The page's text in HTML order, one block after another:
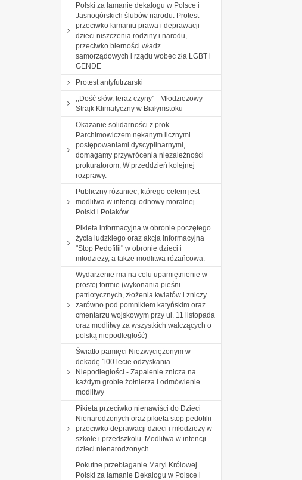
Polski za łamanie dekalogu w Polsce i
Jasnogórskich ślubów narodu. Protest
przeciwko łamaniu prawa i deprawacji
dzieci niszczenia rodziny i narodu,
przeciwko bierności władz
samorządowych i rządu wobec zła LGBT i
GENDE
Protest antyfutrzarski
,,Dość słów, teraz czyny'' - Młodzieżowy
Strajk Klimatyczny w Białymstoku
Okazanie solidarności z prok.
Parchimowiczem nękanym licznymi
postępowaniami dyscyplinarnymi,
domagamy przywrócenia niezależności
prokuratorom, W przeddzień kolejnej
rozprawy.
Publiczny różaniec, którego celem jest
modlitwa w intencji odnowy moralnej
Polski i Polaków
Pikieta informacyjna w obronie poczętego
życia ludzkiego oraz akcja informacyjna
"Stop Pedofilii" w obronie dzieci i
młodzieży, a także modlitwa różańcowa.
Wydarzenie ma na celu upamiętnienie w
prostej formie (wykonania pieśni
patriotycznych, złożenia kwiatów i zniczy
zarówno pod pomnikiem katyńskim oraz
cmentarzu wojskowym przy ul. 11 listopada
oraz modlitwy za wszystkich walczących o
polską niepodległość)
Światło pamięci Niezwyciężonym w
dekadę 100 lecie odzyskania
Niepodległości - Zapalenie znicza na
każdym grobie żołnierza i odmówienie
modlitwy
Pikieta przeciwko nienawiści do Dzieci
Nienarodzonych oraz pikieta stop pedofilii
przeciwko deprawacji dzieci i młodzieży w
szkole i przedszkolu. Modlitwa w intencji
dzieci nienarodzonych.
Pokutne przebłaganie Maryi Królowej
Polski za łamanie Dekalogu w Polsce i